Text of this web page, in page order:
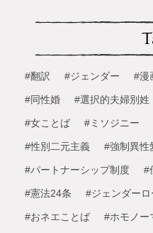
#翻訳 #ジェンダー #漫
#同性婚 #選択的夫婦別姓
#女ことば #ミソジニー
#性別二元主義 #強制異性
#パートナーシップ制度 #
#憲法24条 #ジェンダーロ
#おネエことば #ホモノー